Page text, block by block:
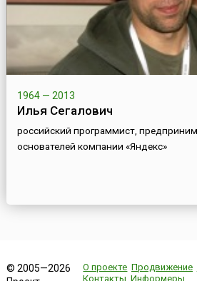
1964 — 2013
Илья Сегалович
российский программист,
основателей компании «Яндекс»
© 2005—2026
О проекте Продвижение
Контакты Информеры